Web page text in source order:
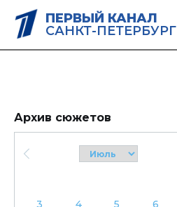
ПЕРВЫЙ КАНАЛ
САНКТ-ПЕТЕРБУРГ
Архив сюжетов
3
4 5 6